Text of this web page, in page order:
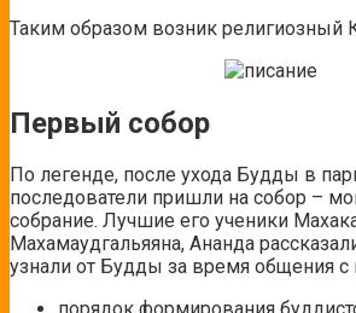
Таким образом возник религиозный
Первый собор
По легенде, после ухода Будды в
последователи пришли на собор –
собрание. Лучшие его ученики
Махамаудгальяяна, Ананда
узнали от Будды за время общения с